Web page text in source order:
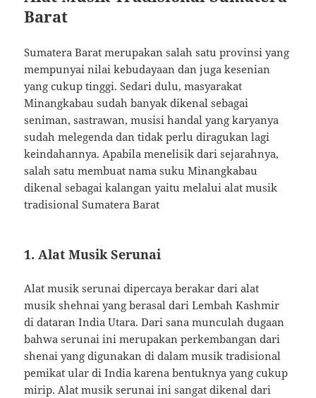
Barat
Sumatera Barat merupakan salah satu provinsi yang
mempunyai nilai kebudayaan dan juga kesenian
yang cukup tinggi. Sedari dulu, masyarakat
Minangkabau sudah banyak dikenal sebagai
seniman, sastrawan, musisi handal yang karyanya
sudah melegenda dan tidak perlu diragukan lagi
keindahannya. Apabila menelisik dari sejarahnya,
salah satu membuat nama suku Minangkabau
dikenal sebagai kalangan yaitu melalui alat musik
tradisional Sumatera Barat
1. Alat Musik Serunai
Alat musik serunai dipercaya berakar dari alat
musik shehnai yang berasal dari Lembah Kashmir
di dataran India Utara. Dari sana munculah dugaan
bahwa serunai ini merupakan perkembangan dari
shenai yang digunakan di dalam musik tradisional
pemikat ular di India karena bentuknya yang cukup
mirip. Alat musik serunai ini sangat dikenal dari